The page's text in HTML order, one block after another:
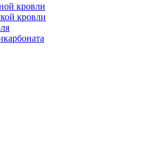
кровли
кровли